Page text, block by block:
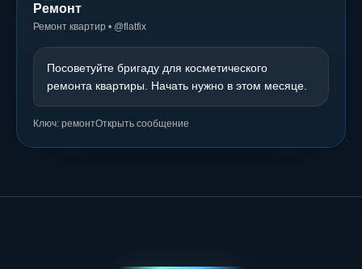
Ремонт
Ремонт квартир • @flatfix
Посоветуйте бригаду для косметического
ремонта квартиры. Начать нужно в этом месяце.
Ключ: ремонтОткрыть сообщение